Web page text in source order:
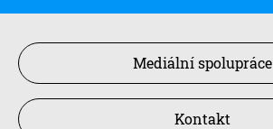
Mediální spolupráce
Kontakt